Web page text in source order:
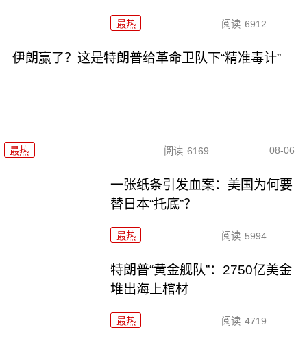
最热 阅读 6912
伊朗赢了？这是特朗普给革命卫队下“精准毒计”
最热 阅读 6169 08-06
一张纸条引发血案：美国为何要
替日本“托底”？
最热 阅读 5994
特朗普“黄金舰队”：2750亿美金
堆出海上棺材
最热 阅读 4719